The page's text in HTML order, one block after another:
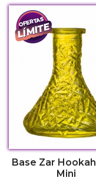
Base Zar
Mini